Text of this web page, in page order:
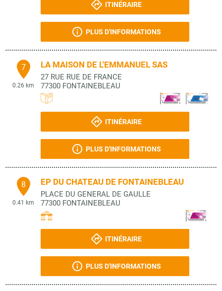
ITINÉRAIRE
PLUS D'INFORMATIONS
7
0.26 km
LA MAISON DE L'EMMANUEL SAS
27 RUE RUE DE FRANCE
77300 FONTAINEBLEAU
ITINÉRAIRE
PLUS D'INFORMATIONS
8
0.41 km
EP DU CHATEAU DE FONTAINEBLEAU
PLACE DU GENERAL DE GAULLE
77300 FONTAINEBLEAU
ITINÉRAIRE
PLUS D'INFORMATIONS